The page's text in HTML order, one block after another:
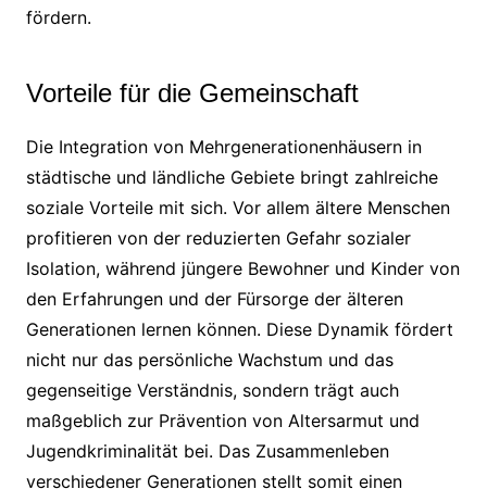
fördern.
Vorteile für die Gemeinschaft
Die Integration von Mehrgenerationenhäusern in
städtische und ländliche Gebiete bringt zahlreiche
soziale Vorteile mit sich. Vor allem ältere Menschen
profitieren von der reduzierten Gefahr sozialer
Isolation, während jüngere Bewohner und Kinder von
den Erfahrungen und der Fürsorge der älteren
Generationen lernen können. Diese Dynamik fördert
nicht nur das persönliche Wachstum und das
gegenseitige Verständnis, sondern trägt auch
maßgeblich zur Prävention von Altersarmut und
Jugendkriminalität bei. Das Zusammenleben
verschiedener Generationen stellt somit einen